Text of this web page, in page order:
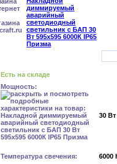
Есть на складе
Мощность:
30 Вт
Температура свечения: 6000